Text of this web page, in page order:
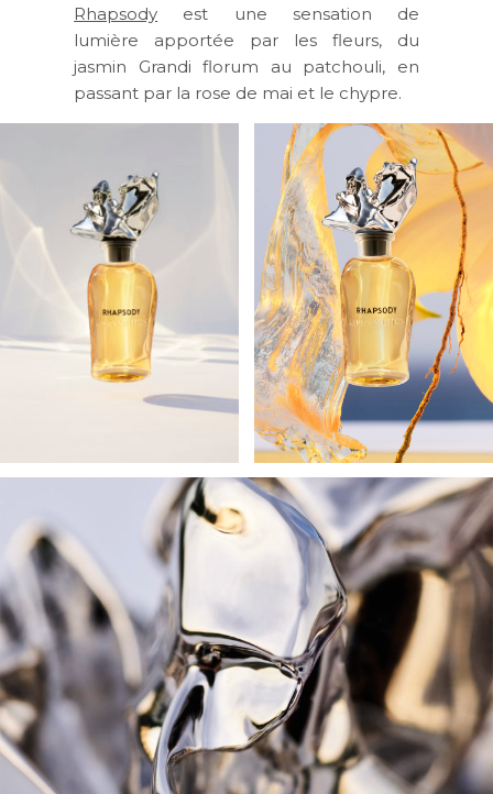
Rhapsody est une sensation de
lumière apportée par les fleurs, du
jasmin Grandi florum au patchouli, en
passant par la rose de mai et le chypre.